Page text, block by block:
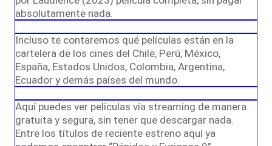
absolutamente nada.
Incluso te contaremos qué películas están en la
cartelera de los cines del Chile, Perú, México,
España, Estados Unidos, Colombia, Argentina,
Ecuador y demás países del mundo.
Aquí puedes ver películas vía streaming de manera
gratuita y segura, sin tener que descargar nada.
Entre los títulos de reciente estreno aquí ya